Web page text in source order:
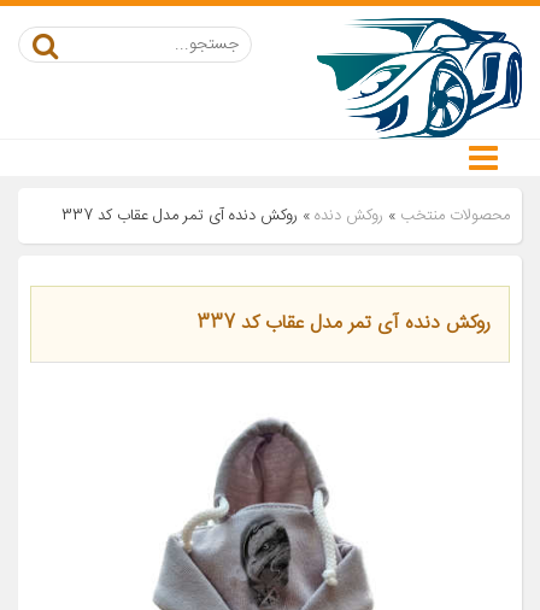
محصولات منتخب » روکش دنده» روکش دنده آی تمر مدل عقاب کد 337
روکش دنده آی تمر مدل عقاب کد 337